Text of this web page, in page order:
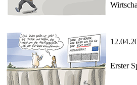
Erster